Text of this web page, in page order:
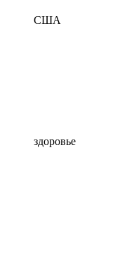
США
здоровье